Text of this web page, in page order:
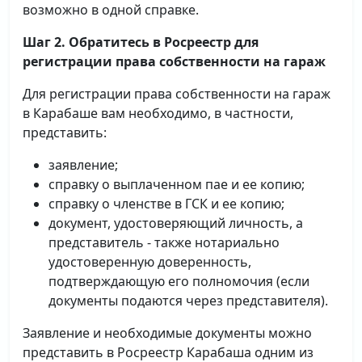
возможно в одной справке.
Шаг 2. Обратитесь в Росреестр для
регистрации права собственности на гараж
Для регистрации права собственности на гараж
в Карабаше вам необходимо, в частности,
представить:
заявление;
справку о выплаченном пае и ее копию;
справку о членстве в ГСК и ее копию;
документ, удостоверяющий личность, а
представитель - также нотариально
удостоверенную доверенность,
подтверждающую его полномочия (если
документы подаются через представителя).
Заявление и необходимые документы можно
представить в Росреестр Карабаша одним из